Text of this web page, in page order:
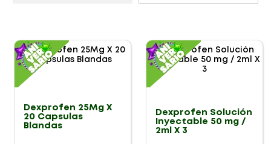
Dexprofen 25Mg X
20 Capsulas
Blandas
Dexprofen Solución
Inyectable 50 mg /
2ml X 3